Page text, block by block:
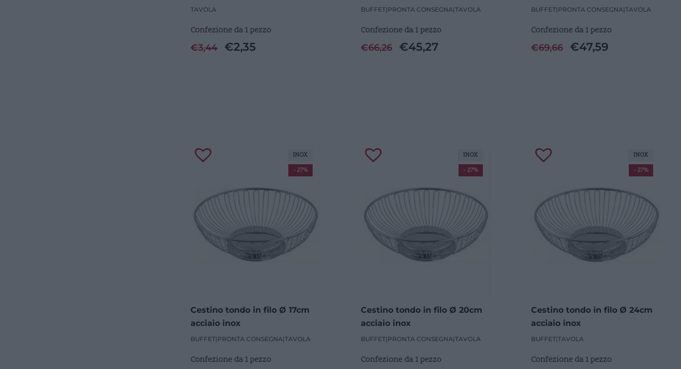
TAVOLA
Confezione da 1 pezzo
€3,44 €2,35
BUFFET| PRONTA CONSEGNA|TAVOLA
Confezione da 1 pezzo
€66,26 €45,27
BUFFET| PRONTA CONSEGNA|TAVOLA
Confezione da 1 pezzo
€69,66 €47,59
Cestino tondo in filo Ø 17cm
acciaio inox
BUFFET| PRONTA CONSEGNA|TAVOLA
Confezione da 1 pezzo
- 27%
INOX
Cestino tondo in filo Ø 20cm
acciaio inox
BUFFET| PRONTA CONSEGNA|TAVOLA
Confezione da 1 pezzo
- 27%
INOX
Cestino tondo in filo Ø 24cm
acciaio inox
BUFFET|TAVOLA
Confezione da 1 pezzo
- 27%
INOX